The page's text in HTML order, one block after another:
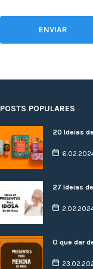
POSTS POPULARES
20 Ideias
27 Ideias
O que dar